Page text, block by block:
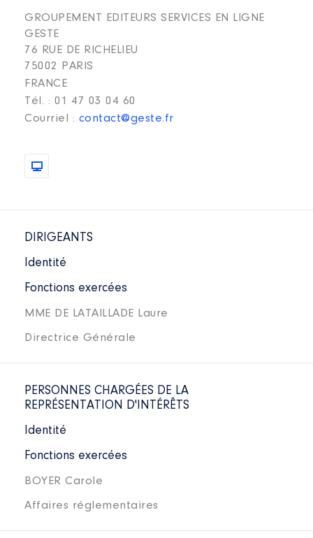
GROUPEMENT EDITEURS SERVICES EN LIGNE
GESTE
76 RUE DE RICHELIEU
75002 PARIS
FRANCE
Tél. : 01 47 03 04 60
Courriel : contact@geste.fr
DIRIGEANTS
Identité
Fonctions exercées
MME DE LATAILLADE Laure
Directrice Générale
PERSONNES CHARGÉES DE LA
REPRÉSENTATION D'INTÉRÊTS
Identité
Fonctions exercées
BOYER Carole
Affaires réglementaires